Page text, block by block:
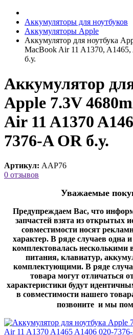
Аккумуляторы для ноутбуков
Аккумуляторы Apple
Аккумулятор для ноутбука
MacBook Air 11 A1370,
б.у.
Аккумулятор
Apple 7.3V
Air 11 A1370
7376-A OR б.у.
Артикул: AAP76
0 отзывов
Уважаемые
Предупреждаем Вас, что
запчастей взята из открытых
совместимости носят
характер. В ряде случаев одна
комплектовалась несколькими
питания, клавиатур,
комплектующими. В ряде
товара могут отличаться
характеристики будут
в совместимости нашего
позвоните и мы